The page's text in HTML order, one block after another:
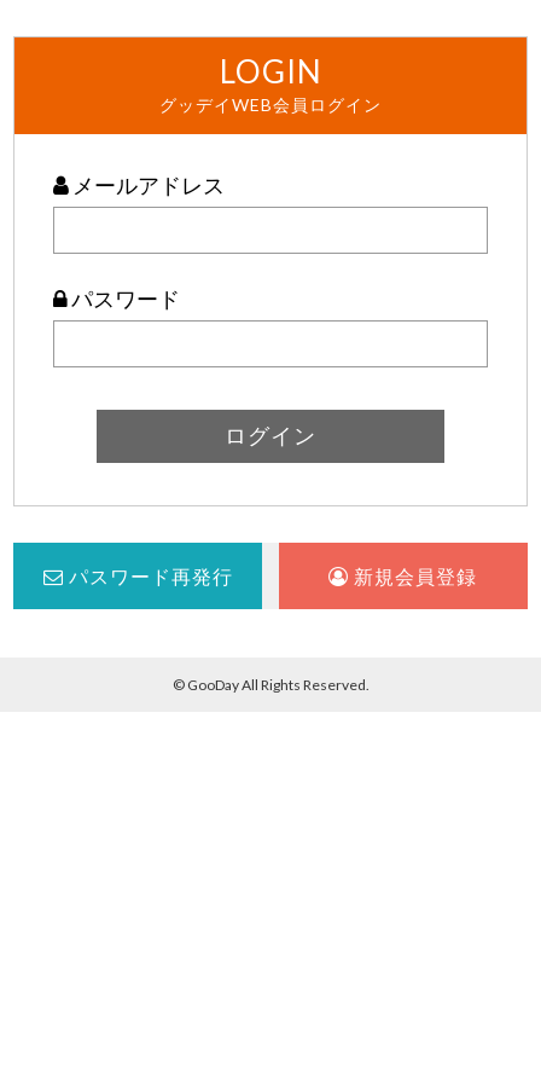
LOGIN
グッデイWEB会員ログイン
メールアドレス
パスワード
パスワード再発行 新規会員登録
© GooDay All Rights Reserved.